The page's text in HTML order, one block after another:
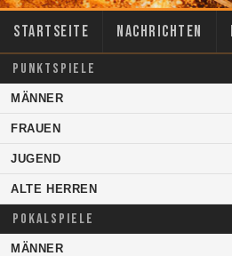
Startseite Nachrichten
PUNKTSPIELE
MÄNNER
FRAUEN
JUGEND
ALTE HERREN
POKALSPIELE
MÄNNER